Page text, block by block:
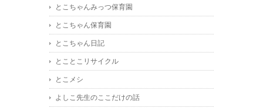
とこちゃんみっつ保育園
とこちゃん保育園
とこちゃん日記
とことこリサイクル
とこメシ
よしこ先生のここだけの話